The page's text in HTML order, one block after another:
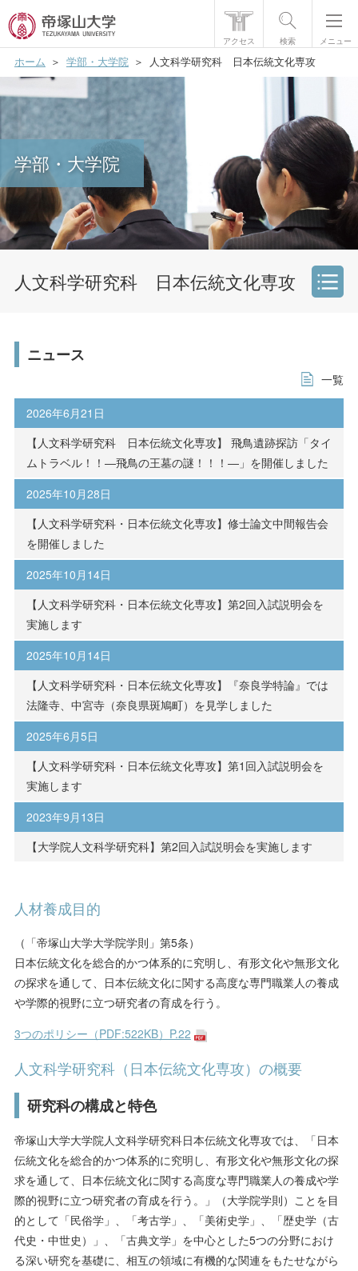
アクセス 検索 メニュー
帝塚山大学について
学部・大学院
学生生活
国際交流
研究・社会貢献
就職・資格
入試情報
受験生の方へ
保護者の方へ 卒業生の方へ
一般の方へ 企業・採用担当者の方へ
English
ホーム 学部・大学院 人文科学研究科 日本伝統文化専攻
学部・大学院
人文科学研究科 日本伝統文化専攻
文学部 日本文化学科
経済経営学部 経済経営学科
法学部 法学科
心理学部 心理学科
現代生活学部 食物栄養学科
現代生活学部 居住空間デザイン学科
教育学部 こども教育学科
人文科学研究科 日本伝統文化専攻
心理科学研究科 心理科学専攻
ニュース
一覧
2026年6月21日
【人文科学研究科 日本伝統文化専攻】 飛鳥遺跡探訪「タイ
ムトラベル！！―飛鳥の王墓の謎！！！―」を開催しました
2025年10月28日
【人文科学研究科・日本伝統文化専攻】修士論文中間報告会
を開催しました
2025年10月14日
【人文科学研究科・日本伝統文化専攻】第2回入試説明会を
実施します
2025年10月14日
【人文科学研究科・日本伝統文化専攻】『奈良学特論』では
法隆寺、中宮寺（奈良県斑鳩町）を見学しました
2025年6月5日
【人文科学研究科・日本伝統文化専攻】第1回入試説明会を
実施します
2023年9月13日
【大学院人文科学研究科】第2回入試説明会を実施します
人材養成目的
（「帝塚山大学大学院学則」第5条）
日本伝統文化を総合的かつ体系的に究明し、有形文化や無形文化
の探求を通して、日本伝統文化に関する高度な専門職業人の養成
や学際的視野に立つ研究者の育成を行う。
3つのポリシー（PDF:522KB）P.22
人文科学研究科（日本伝統文化専攻）の概要
研究科の構成と特色
帝塚山大学大学院人文科学研究科日本伝統文化専攻では、「日本
伝統文化を総合的かつ体系的に究明し、有形文化や無形文化の探
求を通して、日本伝統文化に関する高度な専門職業人の養成や学
際的視野に立つ研究者の育成を行う。」（大学院学則）ことを目
的として「民俗学」、「考古学」、「美術史学」、「歴史学（古
代史・中世史）」、「古典文学」を中心とした5つの分野におけ
る深い研究を基礎に、相互の領域に有機的な関連をもたせながら